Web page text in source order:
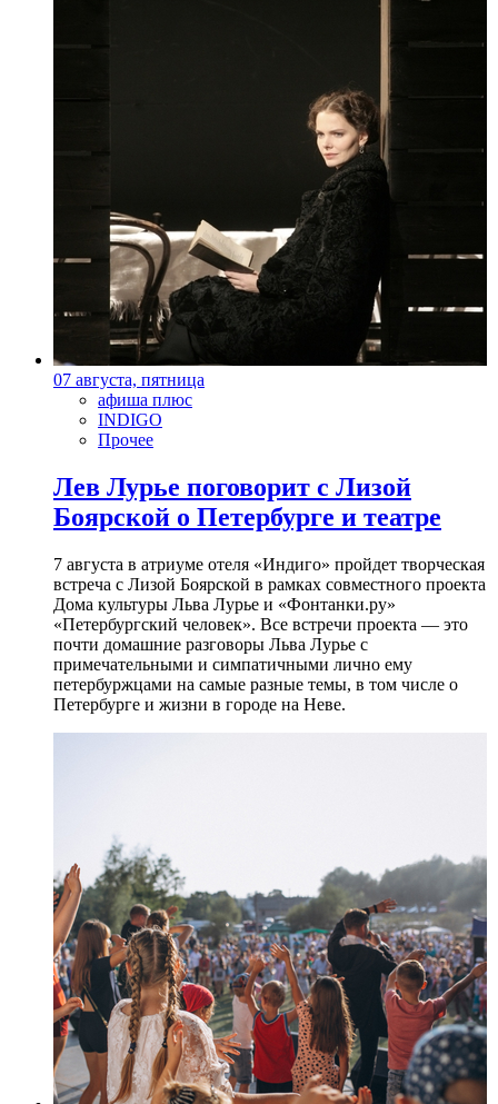
07 августа, пятница
афиша плюс
INDIGO
Прочее
Лев Лурье поговорит с Лизой
Боярской о Петербурге и театре
7 августа в атриуме отеля «Индиго» пройдет творческая
встреча с Лизой Боярской в рамках совместного проекта
Дома культуры Льва Лурье и «Фонтанки.ру»
«Петербургский человек». Все встречи проекта — это
почти домашние разговоры Льва Лурье с
примечательными и симпатичными лично ему
петербуржцами на самые разные темы, в том числе о
Петербурге и жизни в городе на Неве.